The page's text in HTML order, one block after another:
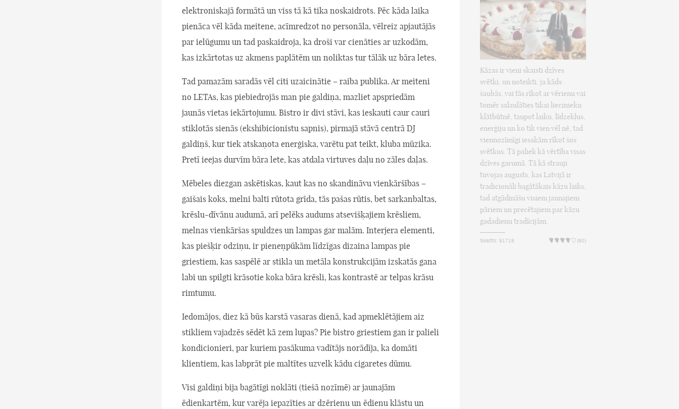
elektroniskajā formātā un viss tā kā tika noskaidrots. Pēc kāda laika
pienāca vēl kāda meitene, acīmredzot no personāla, vēlreiz apjautājās
par ielūgumu un tad paskaidroja, ka droši var cienāties ar uzkodām,
kas izkārtotas uz akmens paplātēm un noliktas tur tālāk uz bāra letes.
Tad pamazām saradās vēl citi uzaicinātie – raiba publika. Ar meiteni
no LETAs, kas piebiedrojās man pie galdiņa, mazliet apspriedām
jaunās vietas iekārtojumu. Bistro ir divi stāvi, kas ieskauti caur cauri
stiklotās sienās (ekshibicionistu sapnis), pirmajā stāvā centrā DJ
galdiņš, kur tiek atskaņota enerģiska, varētu pat teikt, kluba mūzika.
Pretī ieejas durvīm bāra lete, kas atdala virtuves daļu no zāles daļas.
Mēbeles diezgan askētiskas, kaut kas no skandināvu vienkāršības –
gaišais koks, melni balti rūtota grīda, tās pašas rūtis, bet sarkanbaltas,
krēslu-dīvānu audumā, arī pelēks audums atsevišķajiem krēsliem,
melnas vienkāršas spuldzes un lampas gar malām. Interjera elementi,
kas piešķir odziņu, ir pieneņpūkām līdzīgas dizaina lampas pie
griestiem, kas saspēlē ar stikla un metāla konstrukcijām izskatās gana
labi un spilgti krāsotie koka bāra krēsli, kas kontrastē ar telpas krāsu
rimtumu.
Iedomājos, diez kā būs karstā vasaras dienā, kad apmeklētājiem aiz
stikliem vajadzēs sēdēt kā zem lupas? Pie bistro griestiem gan ir palieli
kondicionieri, par kuriem pasākuma vadītājs norādīja, ka domāti
klientiem, kas labprāt pie maltītes uzvelk kādu cigaretes dūmu.
Visi galdiņi bija bagātīgi noklāti (tiešā nozīmē) ar jaunajām
ēdienkartēm, kur varēja iepazīties ar dzērienu un ēdienu klāstu un
Kāzas ir vieni skaisti dzīves
svētki, un noteikti, ja kāds
šaubās, vai tās rīkot ar vērienu vai
tomēr salaulāties tikai liecinieku
klātbūtnē, taupot laiku, līdzekļus,
enerģiju un ko tik vien vēl nē, tad
viennozīmīgi iesakām rīkot šos
svētkus. Tā paliek kā vērtība visas
dzīves garumā. Tā kā strauji
tuvojas augusts, kas Latvijā ir
tradicionāli bagātākais kāzu laiks,
tad atgādināšu visiem jaunajiem
pāriem un precētajiem par kāzu
gadadienu tradīcijām.
Skatīts: 91718 (80)